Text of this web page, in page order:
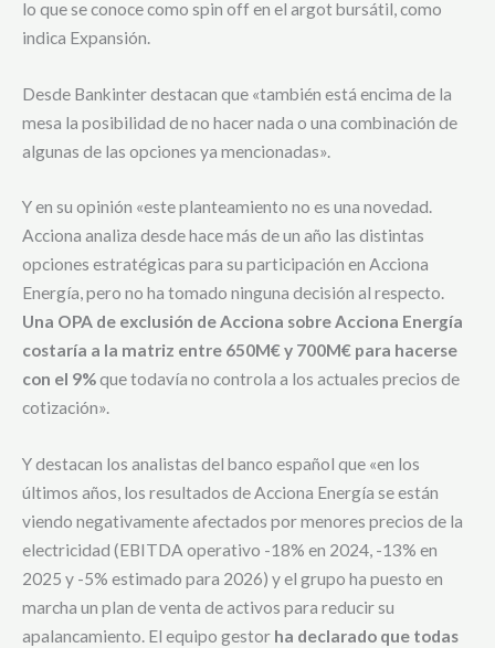
lo que se conoce como spin off en el argot bursátil, como
indica Expansión.
Desde Bankinter destacan que «también está encima de la
mesa la posibilidad de no hacer nada o una combinación de
algunas de las opciones ya mencionadas».
Y en su opinión «este planteamiento no es una novedad.
Acciona analiza desde hace más de un año las distintas
opciones estratégicas para su participación en Acciona
Energía, pero no ha tomado ninguna decisión al respecto.
Una OPA de exclusión de Acciona sobre Acciona Energía
costaría a la matriz entre 650M€ y 700M€ para hacerse
con el 9%que todavía no controla a los actuales precios de
cotización».
Y destacan los analistas del banco español que «en los
últimos años, los resultados de Acciona Energía se están
viendo negativamente afectados por menores precios de la
electricidad (EBITDA operativo -18% en 2024, -13% en
2025 y -5% estimado para 2026) y el grupo ha puesto en
marcha un plan de venta de activos para reducir su
apalancamiento. El equipo gestor ha declarado que todas